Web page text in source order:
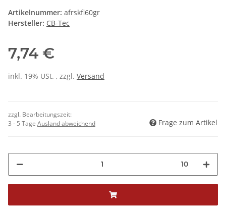
Artikelnummer: afrskfl60gr
Hersteller: CB-Tec
7,74 €
inkl. 19% USt. , zzgl. Versand
zzgl. Bearbeitungszeit:
3 - 5 Tage Ausland abweichend Frage zum Artikel
10